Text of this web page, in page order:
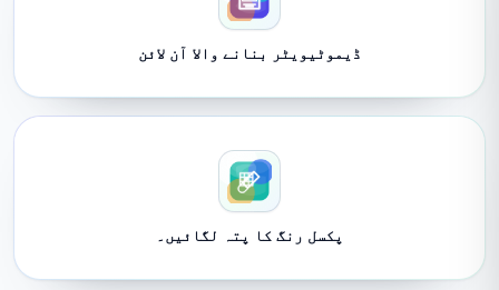
ڈیموٹیویٹر بنانے والا آن لائن
پکسل رنگ کا پتہ لگائیں۔